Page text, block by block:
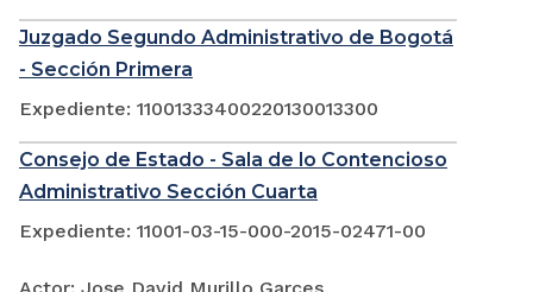
Juzgado Segundo Administrativo de Bogotá
- Sección Primera
Expediente: 11001333400220130013300
Consejo de Estado - Sala de lo Contencioso
Administrativo Sección Cuarta
Expediente: 11001-03-15-000-2015-02471-00